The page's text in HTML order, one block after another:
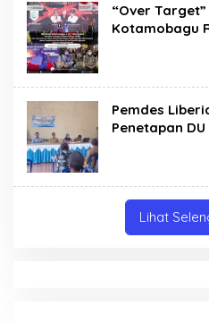
“Over Target”
Kotamobagu
Pemdes
Penetapan
Lihat